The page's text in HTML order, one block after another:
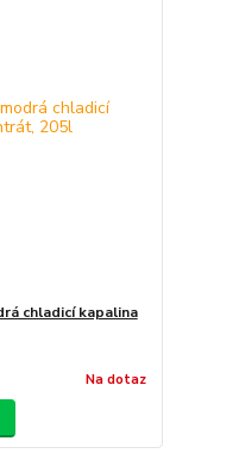
chladicí kapalina
Na dotaz